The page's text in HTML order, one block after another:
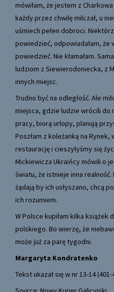
mówiłam, że jestem z
każdy przez chwilę milczał, u
uśmiech pełen dobroci.
powiedzieć, odpowiadałam, że
powiedzieć. Nie kłamałam.
ludziom z Siewierodoniecka, z
innych miejsc.
Trudno być na odległość. Ale
miejsca, gdzie ludzie wrócili do
pracy, biorą urlopy, planują
Poszłam z koleżanką na
restaurację i cieszyłyśmy się
Mickiewicza Ukraińcy mówili o
światu, że istnieje inna
żądają by ich usłyszano, chcą
ich rozumiem.
W Polsce kupiłam kilka książek
polskiego. Bo wierzę, że
może już za parę tygodni.
Margaryta Kondratenko
Tekst ukazał się w nr 13-14